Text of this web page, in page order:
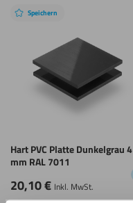
Speichern
Hart PVC Platte Dunkelgrau 4
mm RAL 7011
20,10€ Inkl. MwSt.